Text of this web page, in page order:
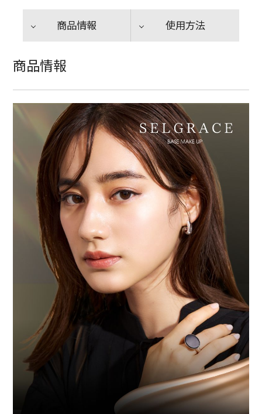
商品情報 使用方法
商品情報